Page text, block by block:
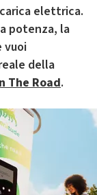
elettrica.
potenza, la
vuoi
della
The Road.